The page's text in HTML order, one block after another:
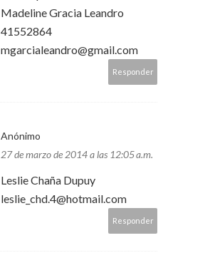
Madeline Gracia Leandro
41552864
mgarcialeandro@gmail.com
Responder
Anónimo
27 de marzo de 2014 a las 12:05 a.m.
Leslie Chaña Dupuy
leslie_chd.4@hotmail.com
Responder